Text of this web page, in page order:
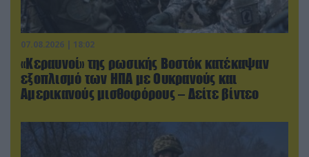
07.08.2026 | 18:02
«Κεραυνοί» της ρωσικής Βοστόκ κατέκαψαν
εξοπλισμό των ΗΠΑ με Ουκρανούς και
Αμερικανούς μισθοφόρους – Δείτε βίντεο